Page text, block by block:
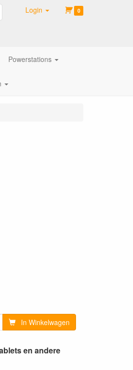
Login 0
Powerstations
In Winkelwagen
en andere